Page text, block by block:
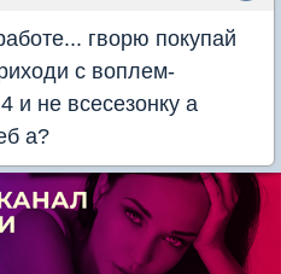
гворю покупай
с воплем-
и не всесезонку а
а?